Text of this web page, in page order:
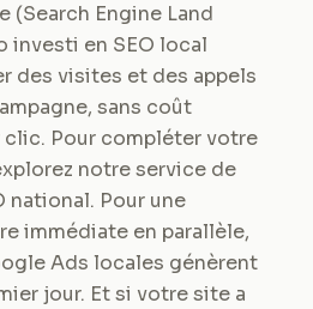
(Search Engine Land
investi en SEO local
des visites et des appels
sans coût
clic. Pour compléter votre
notre service de
national. Pour une
immédiate en parallèle,
Ads locales génèrent
jour. Et si votre site a